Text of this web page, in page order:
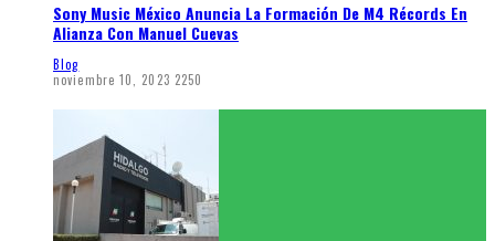
Sony Music México Anuncia La Formación De M4 Récords En
Alianza Con Manuel Cuevas
Blog
noviembre 10, 2023 2250